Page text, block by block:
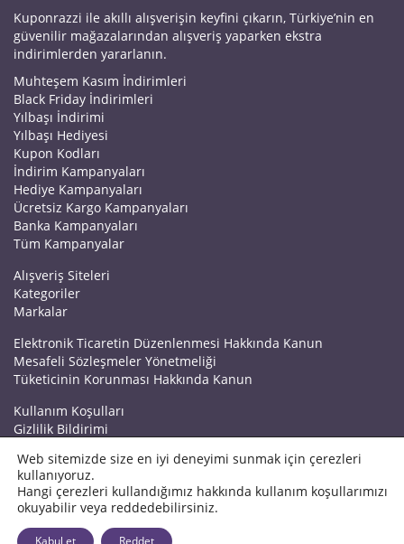
Kuponrazzi ile akıllı alışverişin keyfini çıkarın, Türkiye’nin en
güvenilir mağazalarından alışveriş yaparken ekstra
indirimlerden yararlanın.
Muhteşem Kasım İndirimleri
Black Friday İndirimleri
Yılbaşı İndirimi
Yılbaşı Hediyesi
Kupon Kodları
İndirim Kampanyaları
Hediye Kampanyaları
Ücretsiz Kargo Kampanyaları
Banka Kampanyaları
Tüm Kampanyalar
Alışveriş Siteleri
Kategoriler
Markalar
Elektronik Ticaretin Düzenlenmesi Hakkında Kanun
Mesafeli Sözleşmeler Yönetmeliği
Tüketicinin Korunması Hakkında Kanun
Kullanım Koşulları
Gizlilik Bildirimi
Kuponrazzi Blog
Mağaza Ekle
İletişim
© 2026 Kuponrazzi
Web sitemizde size en iyi deneyimi sunmak için çerezleri
kullanıyoruz.
Hangi çerezleri kullandığımız hakkında kullanım koşullarımızı
okuyabilir veya reddedebilirsiniz.
Kabul et Reddet